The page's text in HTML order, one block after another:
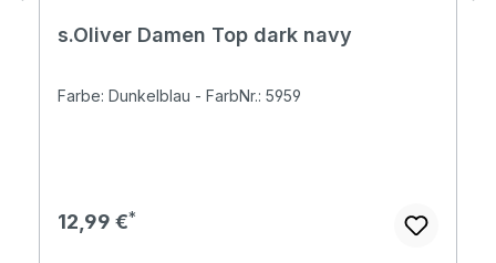
s.Oliver Damen Top dark navy
Farbe: Dunkelblau - FarbNr.: 5959
Regulärer Preis:
12,99 €